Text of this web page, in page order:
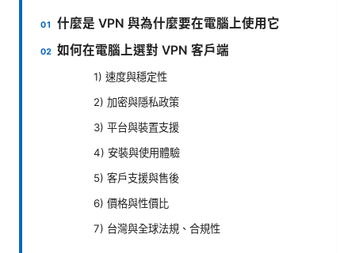
什麼是 VPN 與為什麼要在電腦上使用它
如何在電腦上選對 VPN 客戶端
1) 速度與穩定性
2) 加密與隱私政策
3) 平台與裝置支援
4) 安裝與使用體驗
5) 客戶支援與售後
6) 價格與性價比
7) 台灣與全球法規、合規性